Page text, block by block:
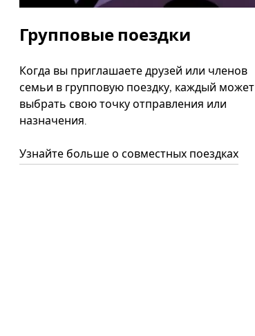
Групповые поездки
Когда вы приглашаете друзей или членов
семьи в групповую поездку, каждый может
выбрать свою точку отправления или
назначения.
Узнайте больше о совместных поездках